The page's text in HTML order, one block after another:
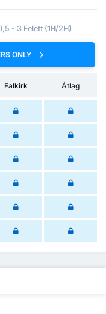
- 3 Felett (1H/2H)
ONLY
Falkirk Átlag